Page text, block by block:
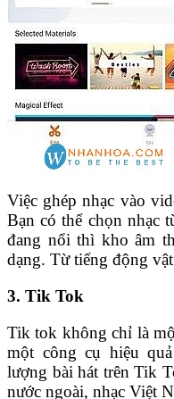
Việc ghép nhạc vào
Bạn có thể chọn nhạc
đang nổi thì kho âm
dạng. Từ tiếng động
3. Tik Tok
Tik tok không chỉ là
một công cụ hiệu
lượng bài hát trên Tik
nước ngoài, nhạc Việt